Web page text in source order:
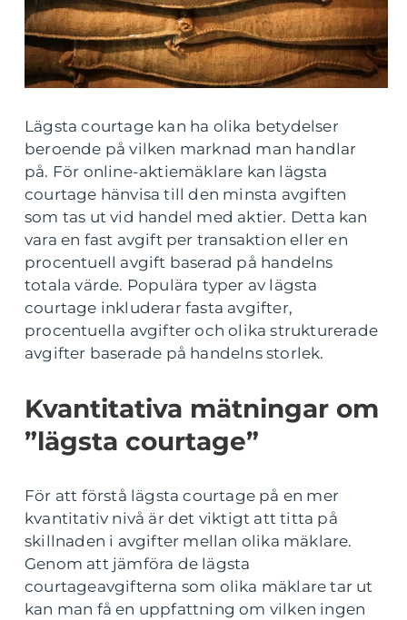
Lägsta courtage kan ha olika betydelser
beroende på vilken marknad man handlar
på. För online-aktiemäklare kan lägsta
courtage hänvisa till den minsta avgiften
som tas ut vid handel med aktier. Detta kan
vara en fast avgift per transaktion eller en
procentuell avgift baserad på handelns
totala värde. Populära typer av lägsta
courtage inkluderar fasta avgifter,
procentuella avgifter och olika strukturerade
avgifter baserade på handelns storlek.
Kvantitativa mätningar om
”lägsta courtage”
För att förstå lägsta courtage på en mer
kvantitativ nivå är det viktigt att titta på
skillnaden i avgifter mellan olika mäklare.
Genom att jämföra de lägsta
courtageavgifterna som olika mäklare tar ut
kan man få en uppfattning om vilken ingen